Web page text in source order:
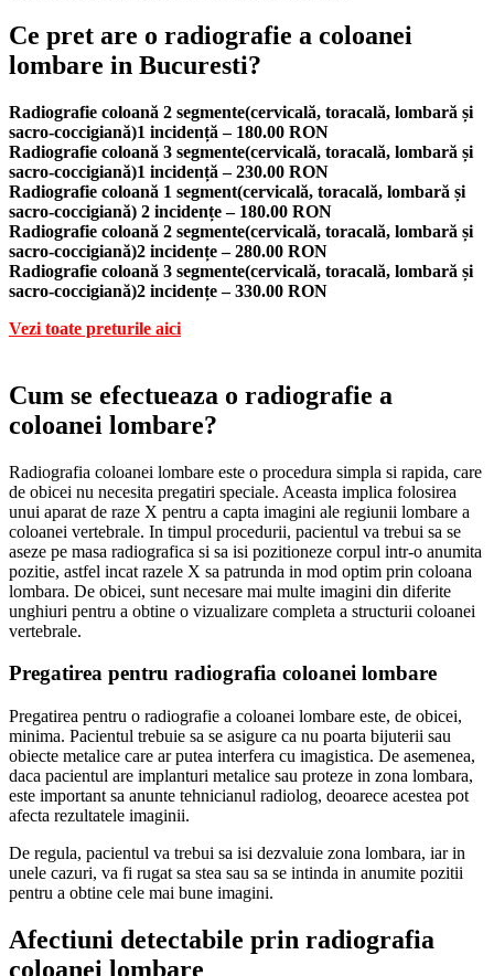
Ce pret are o radiografie a coloanei
lombare in Bucuresti?
Radiografie coloană 2 segmente(cervicală, toracală, lombară și
sacro-coccigiană)1 incidență – 180.00 RON
Radiografie coloană 3 segmente(cervicală, toracală, lombară și
sacro-coccigiană)1 incidență – 230.00 RON
Radiografie coloană 1 segment(cervicală, toracală, lombară și
sacro-coccigiană) 2 incidențe – 180.00 RON
Radiografie coloană 2 segmente(cervicală, toracală, lombară și
sacro-coccigiană)2 incidențe – 280.00 RON
Radiografie coloană 3 segmente(cervicală, toracală, lombară și
sacro-coccigiană)2 incidențe – 330.00 RON
Vezi toate preturile aici
Cum se efectueaza o radiografie a
coloanei lombare?
Radiografia coloanei lombare este o procedura simpla si rapida, care
de obicei nu necesita pregatiri speciale. Aceasta implica folosirea
unui aparat de raze X pentru a capta imagini ale regiunii lombare a
coloanei vertebrale. In timpul procedurii, pacientul va trebui sa se
aseze pe masa radiografica si sa isi pozitioneze corpul intr-o anumita
pozitie, astfel incat razele X sa patrunda in mod optim prin coloana
lombara. De obicei, sunt necesare mai multe imagini din diferite
unghiuri pentru a obtine o vizualizare completa a structurii coloanei
vertebrale.
Pregatirea pentru radiografia coloanei lombare
Pregatirea pentru o radiografie a coloanei lombare este, de obicei,
minima. Pacientul trebuie sa se asigure ca nu poarta bijuterii sau
obiecte metalice care ar putea interfera cu imagistica. De asemenea,
daca pacientul are implanturi metalice sau proteze in zona lombara,
este important sa anunte tehnicianul radiolog, deoarece acestea pot
afecta rezultatele imaginii.
De regula, pacientul va trebui sa isi dezvaluie zona lombara, iar in
unele cazuri, va fi rugat sa stea sau sa se intinda in anumite pozitii
pentru a obtine cele mai bune imagini.
Afectiuni detectabile prin radiografia
coloanei lombare